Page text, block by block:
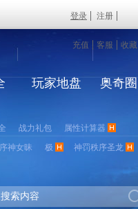
登录 注册
充值 客服 收藏
玩家地盘 奥奇圈
战力礼包
属性计算器
神女昧 极 神罚秩序圣龙